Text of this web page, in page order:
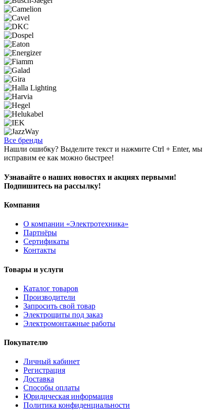
Все бренды
Нашли ошибку? Выделите текст и нажмите Ctrl + Enter, мы
исправим ее как можно быстрее!
Узнавайте о наших новостях и акциях первыми!
Подпишитесь на рассылку!
Компания
О компании «Электротехника»
Партнёры
Сертификаты
Контакты
Товары и услуги
Каталог товаров
Производители
Запросить свой товар
Электрощиты под заказ
Электромонтажные работы
Покупателю
Личный кабинет
Регистрация
Доставка
Способы оплаты
Юридическая информация
Политика конфиденциальности